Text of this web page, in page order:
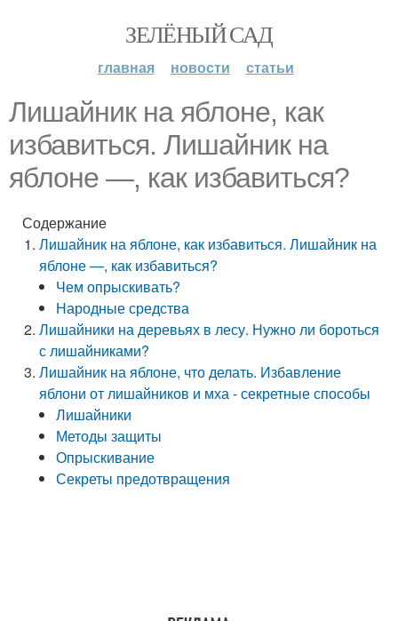
ЗЕЛЁНЫЙ САД
главная новости статьи
Лишайник на яблоне, как
избавиться. Лишайник на
яблоне —, как избавиться?
Содержание
Лишайник на яблоне, как избавиться. Лишайник на
яблоне —, как избавиться?
Чем опрыскивать?
Народные средства
Лишайники на деревьях в лесу. Нужно ли бороться
с лишайниками?
Лишайник на яблоне, что делать. Избавление
яблони от лишайников и мха - секретные способы
Лишайники
Методы защиты
Опрыскивание
Секреты предотвращения